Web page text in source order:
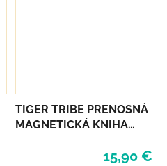
TIGER TRIBE PRENOSNÁ
MAGNETICKÁ KNIHA
UNICORN KINGDOM15,90 €